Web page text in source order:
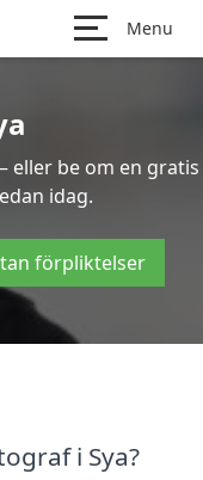
Menu
eller be om en gratis
idag.
förpliktelser
i Sya?